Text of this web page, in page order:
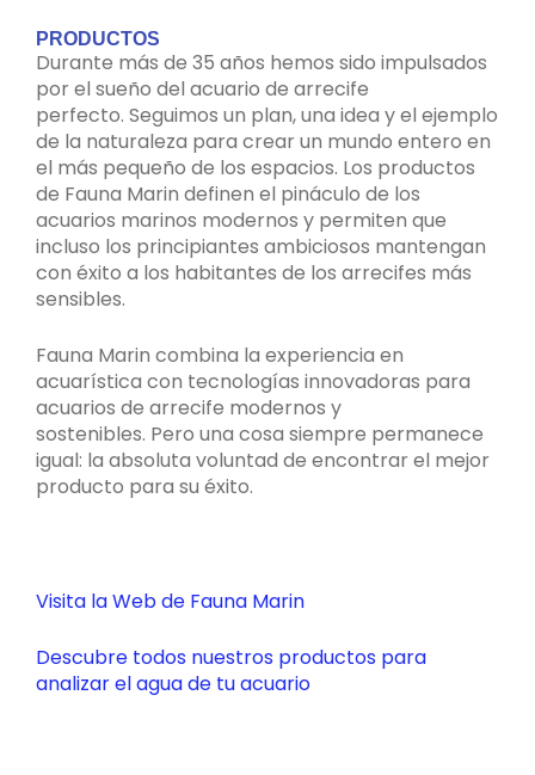
PRODUCTOS
Durante más de 35 años hemos sido impulsados ​​
por el sueño del acuario de arrecife
perfecto. Seguimos un plan, una idea y el ejemplo
de la naturaleza para crear un mundo entero en
el más pequeño de los espacios. Los productos
de Fauna Marin definen el pináculo de los
acuarios marinos modernos y permiten que
incluso los principiantes ambiciosos mantengan
con éxito a los habitantes de los arrecifes más
sensibles.
Fauna Marin combina la experiencia en
acuarística con tecnologías innovadoras para
acuarios de arrecife modernos y
sostenibles. Pero una cosa siempre permanece
igual: la absoluta voluntad de encontrar el mejor
producto para su éxito.
Visita la Web de Fauna Marin
Descubre todos nuestros productos para
analizar el agua de tu acuario